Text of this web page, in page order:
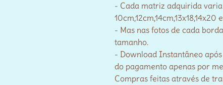
- Cada matriz adquirida
10cm,12cm,14cm,13x18,14x20
- Mas nas fotos de cada
tamanho.
- Download Instantâneo
do pagamento apenas por
Compras feitas através de